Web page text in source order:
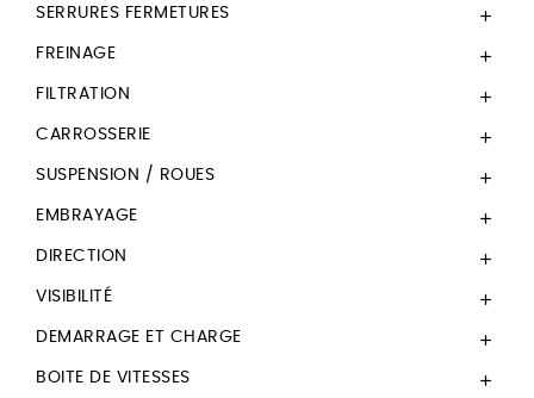
SERRURES FERMETURES 
FREINAGE 
FILTRATION 
CARROSSERIE 
SUSPENSION / ROUES 
EMBRAYAGE 
DIRECTION 
VISIBILITÉ 
DEMARRAGE ET CHARGE 
BOITE DE VITESSES 